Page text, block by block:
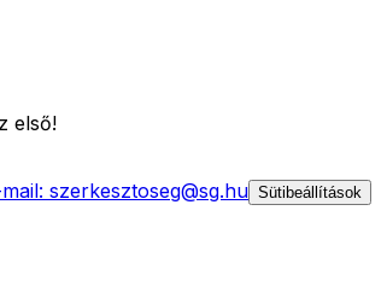
első!
szerkesztoseg@sg.hu Sütibeállítások